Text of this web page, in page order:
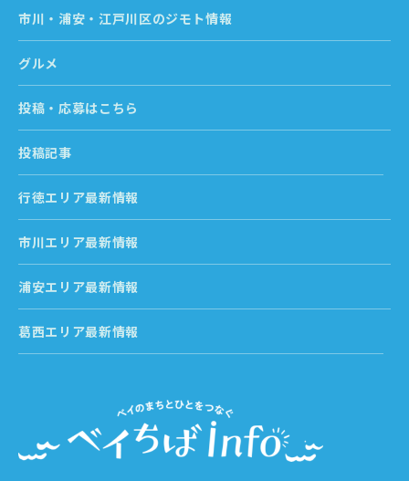
市川・浦安・江戸川区のジモト情報
グルメ
投稿・応募はこちら
投稿記事
行徳エリア最新情報
市川エリア最新情報
浦安エリア最新情報
葛西エリア最新情報